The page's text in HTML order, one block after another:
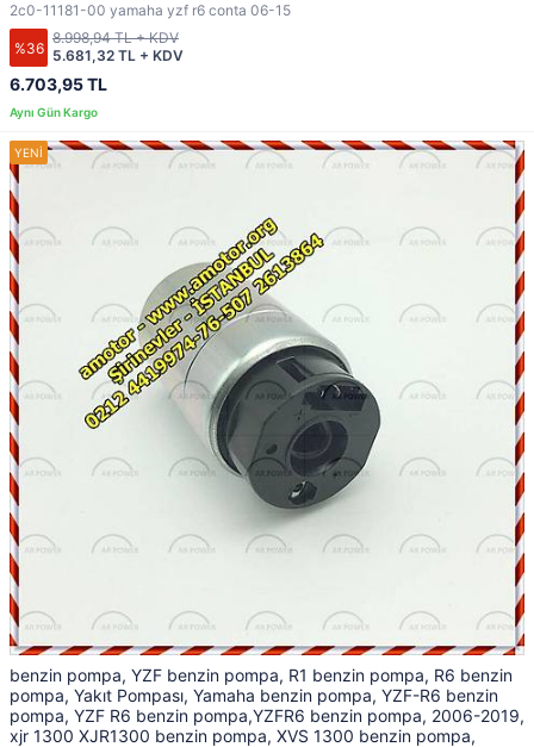
2c0-11181-00 yamaha yzf r6 conta 06-15
%36
6.703,95 TL
5.681,32 TL + KDV
8.998,94 TL + KDV
benzin pompa, YZF benzin pompa, R1 benzin pompa, R6 benzin
pompa, Yakıt Pompası, Yamaha benzin pompa, YZF-R6 benzin
pompa, YZF R6 benzin pompa,YZFR6 benzin pompa, 2006-2019,
xjr 1300 XJR1300 benzin pompa, XVS 1300 benzin pompa,